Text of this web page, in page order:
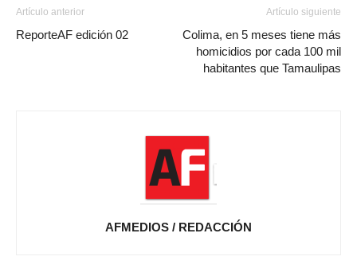
Artículo anterior
ReporteAF edición 02
Artículo siguiente
Colima, en 5 meses tiene más
homicidios por cada 100 mil
habitantes que Tamaulipas
AFMEDIOS / REDACCIÓN